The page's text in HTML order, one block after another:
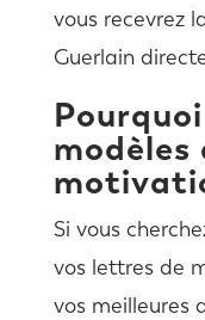
vous recevrez
Guerlain
Si vous
vos lettres de
vos meilleures